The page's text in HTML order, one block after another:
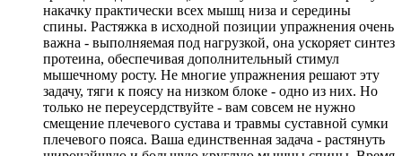
накачку практически всех мышц низа и середины
спины. Растяжка в исходной позиции упражнения очень
важна - выполняемая под нагрузкой, она ускоряет синтез
протеина, обеспечивая дополнительный стимул
мышечному росту. Не многие упражнения решают эту
задачу, тяги к поясу на низком блоке - одно из них. Но
только не переусердствуйте - вам совсем не нужно
смещение плечевого сустава и травмы суставной сумки
плечевого пояса. Ваша единственная задача - растянуть